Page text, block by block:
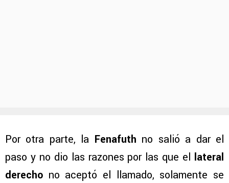
Por otra parte, la Fenafuth no salió a dar el
paso y no dio las razones por las que el lateral
derecho no aceptó el llamado, solamente se